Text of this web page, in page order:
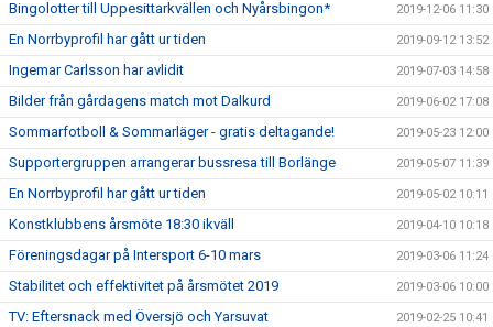
Bingolotter till Uppesittarkvällen och Nyårsbingon* 2019-12-06 11:30
En Norrbyprofil har gått ur tiden 2019-09-12 13:52
Ingemar Carlsson har avlidit 2019-07-03 14:58
Bilder från gårdagens match mot Dalkurd 2019-06-02 17:08
Sommarfotboll & Sommarläger - gratis deltagande! 2019-05-23 12:00
Supportergruppen arrangerar bussresa till Borlänge 2019-05-07 11:39
En Norrbyprofil har gått ur tiden 2019-05-02 10:11
Konstklubbens årsmöte 18:30 ikväll 2019-04-10 10:18
Föreningsdagar på Intersport 6-10 mars 2019-03-06 11:24
Stabilitet och effektivitet på årsmötet 2019 2019-03-06 10:00
TV: Eftersnack med Översjö och Yarsuvat 2019-02-25 10:41